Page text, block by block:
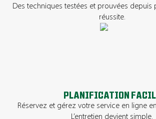
Des techniques testées et prouvées depuis
réussite.
PLANIFICATION
Réservez et gérez votre service en ligne
L’entretien devient simple.